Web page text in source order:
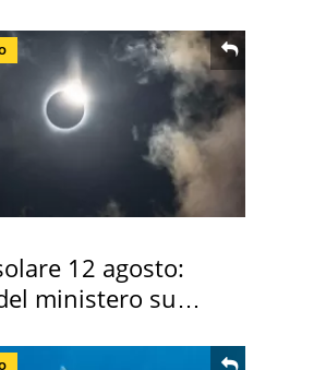
12 agosto:
ministero su